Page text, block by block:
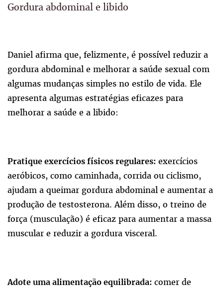
Gordura abdominal e libido
Daniel afirma que, felizmente, é possível reduzir a
gordura abdominal e melhorar a saúde sexual com
algumas mudanças simples no estilo de vida. Ele
apresenta algumas estratégias eficazes para
melhorar a saúde e a libido:
Pratique exercícios físicos regulares: exercícios
aeróbicos, como caminhada, corrida ou ciclismo,
ajudam a queimar gordura abdominal e aumentar a
produção de testosterona. Além disso, o treino de
força (musculação) é eficaz para aumentar a massa
muscular e reduzir a gordura visceral.
Adote uma alimentação equilibrada: comer de